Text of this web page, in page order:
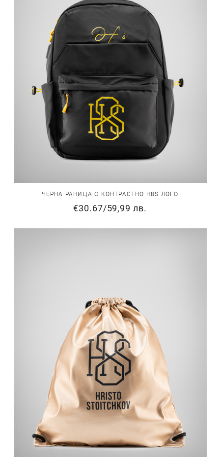
ЧЕРНА РАНИЦА С КОНТРАСТНО H8S ЛОГО
€30.67/59,99 лв.